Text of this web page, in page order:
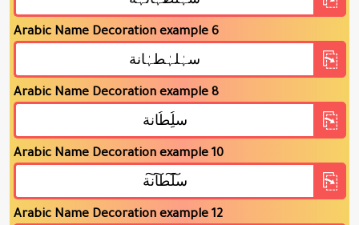
Arabic Name Decoration example 6
Arabic Name Decoration example 8
Arabic Name Decoration example 10
Arabic Name Decoration example 12